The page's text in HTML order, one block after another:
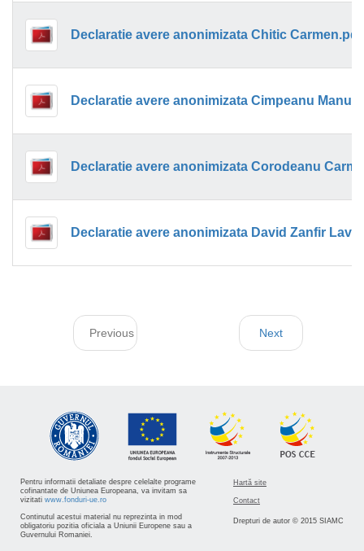
Declaratie avere anonimizata Chitic Carmen.pdf
Declaratie avere anonimizata David Zanfir
Previous Next
Pentru informatii detaliate despre celelalte programe
cofinantate de Uniunea Europeana, va invitam sa
vizitati www.fonduri-ue.ro
Continutul acestui material nu reprezinta in mod
obligatoriu pozitia oficiala a Uniunii Europene sau a
Guvernului Romaniei.
Hartă site
Contact
Drepturi de autor © 2015 SIAMC